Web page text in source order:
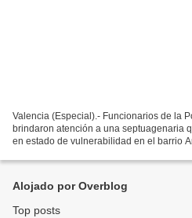
Valencia (Especial).- Funcionarios de la
brindaron atención a una septuagenaria
en estado de vulnerabilidad en el barrio
Alojado por Overblog
Top posts